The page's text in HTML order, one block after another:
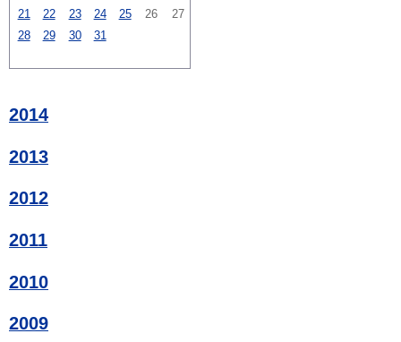
21
22 23 24 25 26
27
28
29 30 31
2014
2013
2012
2011
2010
2009